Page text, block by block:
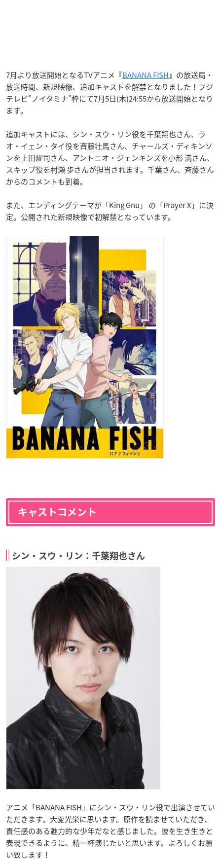
7月より放送開始となるTVアニメ『BANANA FISH』の放送局・
放送時間、新規映像、追加キャストを解禁となりました！フジ
テレビ”ノイタミナ”枠にて7月5日(木)24:55から放送開始となり
ます。
追加キャストには、シン・スウ・リン役を千葉翔也さん、ラ
オ・イェン・タイ役を斉藤壮馬さん、チャールズ・ディキンソ
ンを上田燿司さん、アントニオ・ジェンキンズを小形 満さん、
スキップ役を村瀬 歩さんが担当されます。千葉さん、斉藤さん
からのコメントも到着。
また、エンディングテーマが「King Gnu」 の「Prayer X」に決
定。公開された新規映像で初解禁となっています。
キャストコメント
シン・スウ・リン：千葉翔也さん
アニメ「BANANA FISH」にシン・スウ・リン役で出演させてい
ただきます。大変光栄に思います。原作を読ませていただき、
責任感のある魅力的な少年だなと感じました。彼を生き生きと
表現できるように、精一杯演じたいと思います。よろしくお願
い致します！